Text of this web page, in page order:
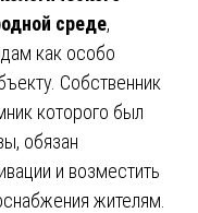
среде,
как особо
Собственник
которого был
обязан
и возместить
жителям.